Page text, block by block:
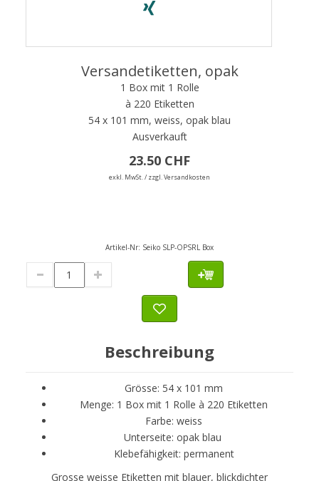
Versandetiketten, opak
1 Box mit 1 Rolle
à 220 Etiketten
54 x 101 mm, weiss, opak blau
Ausverkauft
23.50 CHF
exkl. MwSt. / zzgl. Versandkosten
Artikel-Nr: Seiko SLP-OPSRL Box
Beschreibung
Grösse: 54 x 101 mm
Menge: 1 Box mit 1 Rolle à 220 Etiketten
Farbe: weiss
Unterseite: opak blau
Klebefähigkeit: permanent
Grosse weisse Etiketten mit blauer, blickdichter